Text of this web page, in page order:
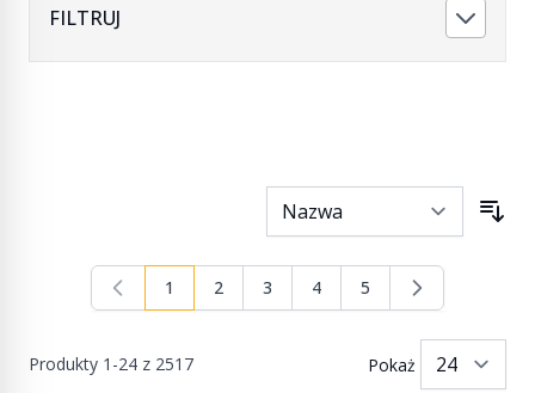
FILTRUJ
Produkty 1 -24 z 2517
Aktualnie czytasz stronę
1 Strona
2 Strona
3 Strona
4 Strona
5
Pokaż